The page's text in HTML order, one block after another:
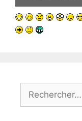
Rechercher :